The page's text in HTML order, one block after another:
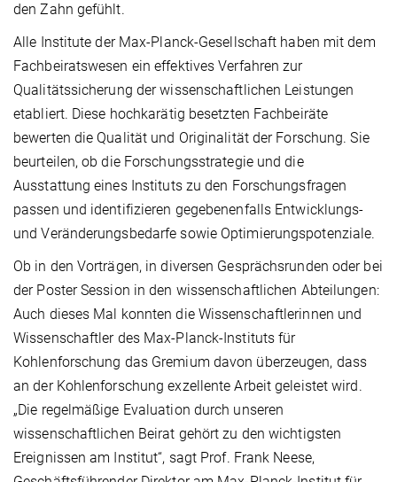
den Zahn gefühlt.
Alle Institute der Max-Planck-Gesellschaft haben mit dem
Fachbeiratswesen ein effektives Verfahren zur
Qualitätssicherung der wissenschaftlichen Leistungen
etabliert. Diese hochkarätig besetzten Fachbeiräte
bewerten die Qualität und Originalität der Forschung. Sie
beurteilen, ob die Forschungsstrategie und die
Ausstattung eines Instituts zu den Forschungsfragen
passen und identifizieren gegebenenfalls Entwicklungs-
und Veränderungsbedarfe sowie Optimierungspotenziale.
Ob in den Vorträgen, in diversen Gesprächsrunden oder bei
der Poster Session in den wissenschaftlichen Abteilungen:
Auch dieses Mal konnten die Wissenschaftlerinnen und
Wissenschaftler des Max-Planck-Instituts für
Kohlenforschung das Gremium davon überzeugen, dass
an der Kohlenforschung exzellente Arbeit geleistet wird.
„Die regelmäßige Evaluation durch unseren
wissenschaftlichen Beirat gehört zu den wichtigsten
Ereignissen am Institut“, sagt Prof. Frank Neese,